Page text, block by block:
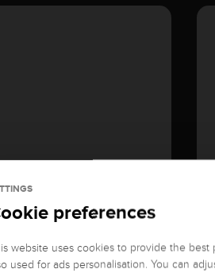
preferences
website uses cookies to provide the best
used for ads personalisation. You can